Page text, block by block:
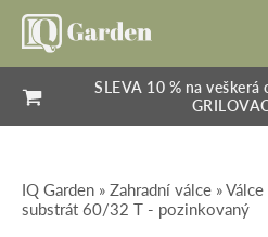
SLEVA 10 % na
IQ Garden »Zahradní válce »
substrát 60/32 T - pozinkovaný